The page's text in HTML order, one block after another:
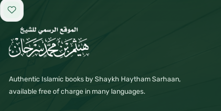
Add to favorites
Authentic Islamic books by Shaykh Haytham Sarhaan,
available free of charge in many languages.